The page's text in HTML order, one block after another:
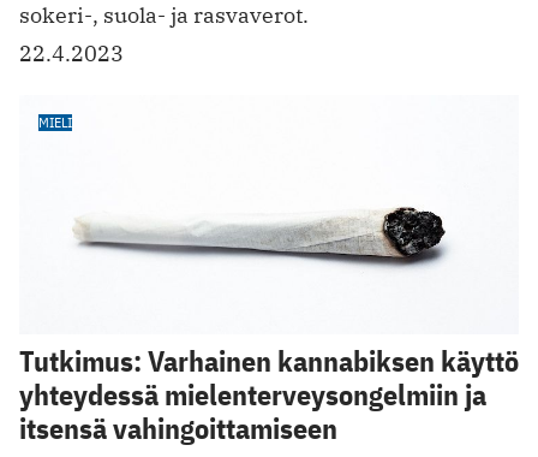
sokeri-, suola- ja rasvaverot.
22.4.2023
MIELI
Tutkimus: Varhainen kannabiksen käyttö
yhteydessä mielenterveysongelmiin ja
itsensä vahingoittamiseen